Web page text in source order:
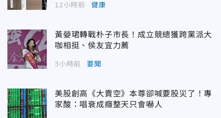
12小時前 健康
黃嫈珺轉戰朴子市長！成立競總獲跨黨派大
咖相挺、侯友宜力薦
3小時前 要聞
美股創高《大賣空》本尊卻喊要股災了！專
家酸：唱衰成癮整天只會嚇人